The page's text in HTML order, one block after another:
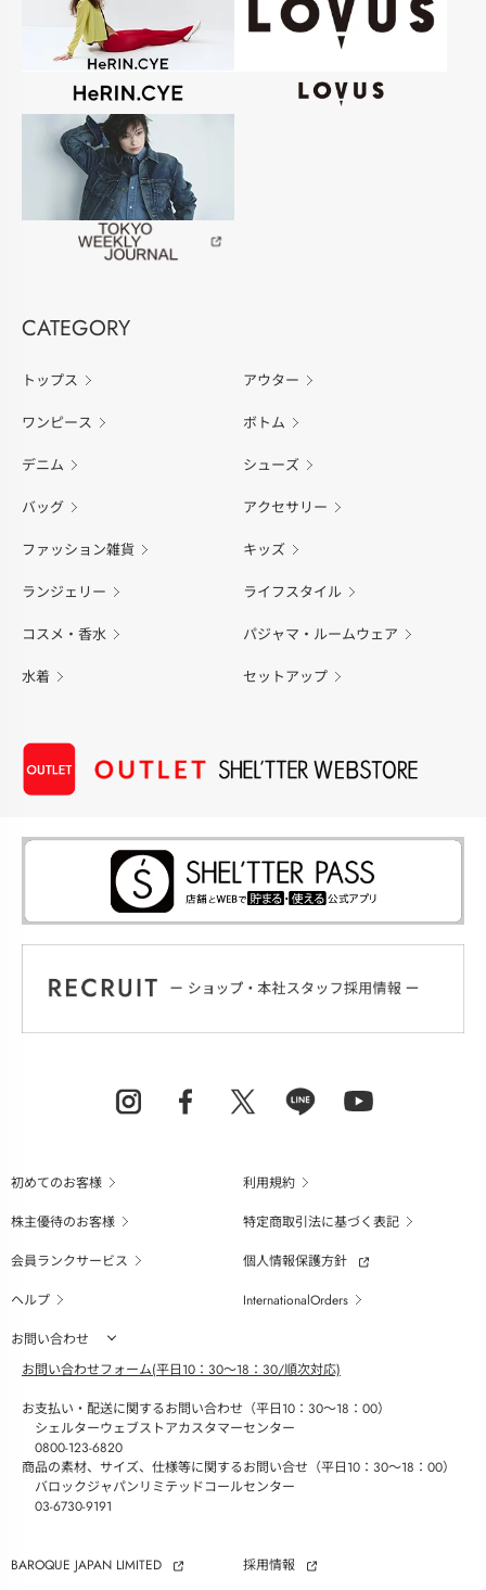
CATEGORY
トップス アウター
ワンピース ボトム
デニム シューズ
バッグ アクセサリー
ファッション雑貨 キッズ
ランジェリー ライフスタイル
コスメ・香水 パジャマ・ルームウェア
水着 セットアップ
初めてのお客様
利用規約
株主優待のお客様
特定商取引法に基づく表記
会員ランクサービス
個人情報保護方針
ヘルプ
InternationalOrders
お問い合わせ
お問い合わせフォーム(平日10：30～18：30/順次対応)
お支払い・配送に関するお問い合わせ（平日10：30～18：00）
シェルターウェブストアカスタマーセンター
0800-123-6820
商品の素材、サイズ、仕様等に関するお問い合せ（平日10：30～18：00）
バロックジャパンリミテッドコールセンター
03-6730-9191
BAROQUE JAPAN LIMITED 採用情報